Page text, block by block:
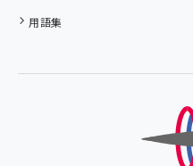
用語集